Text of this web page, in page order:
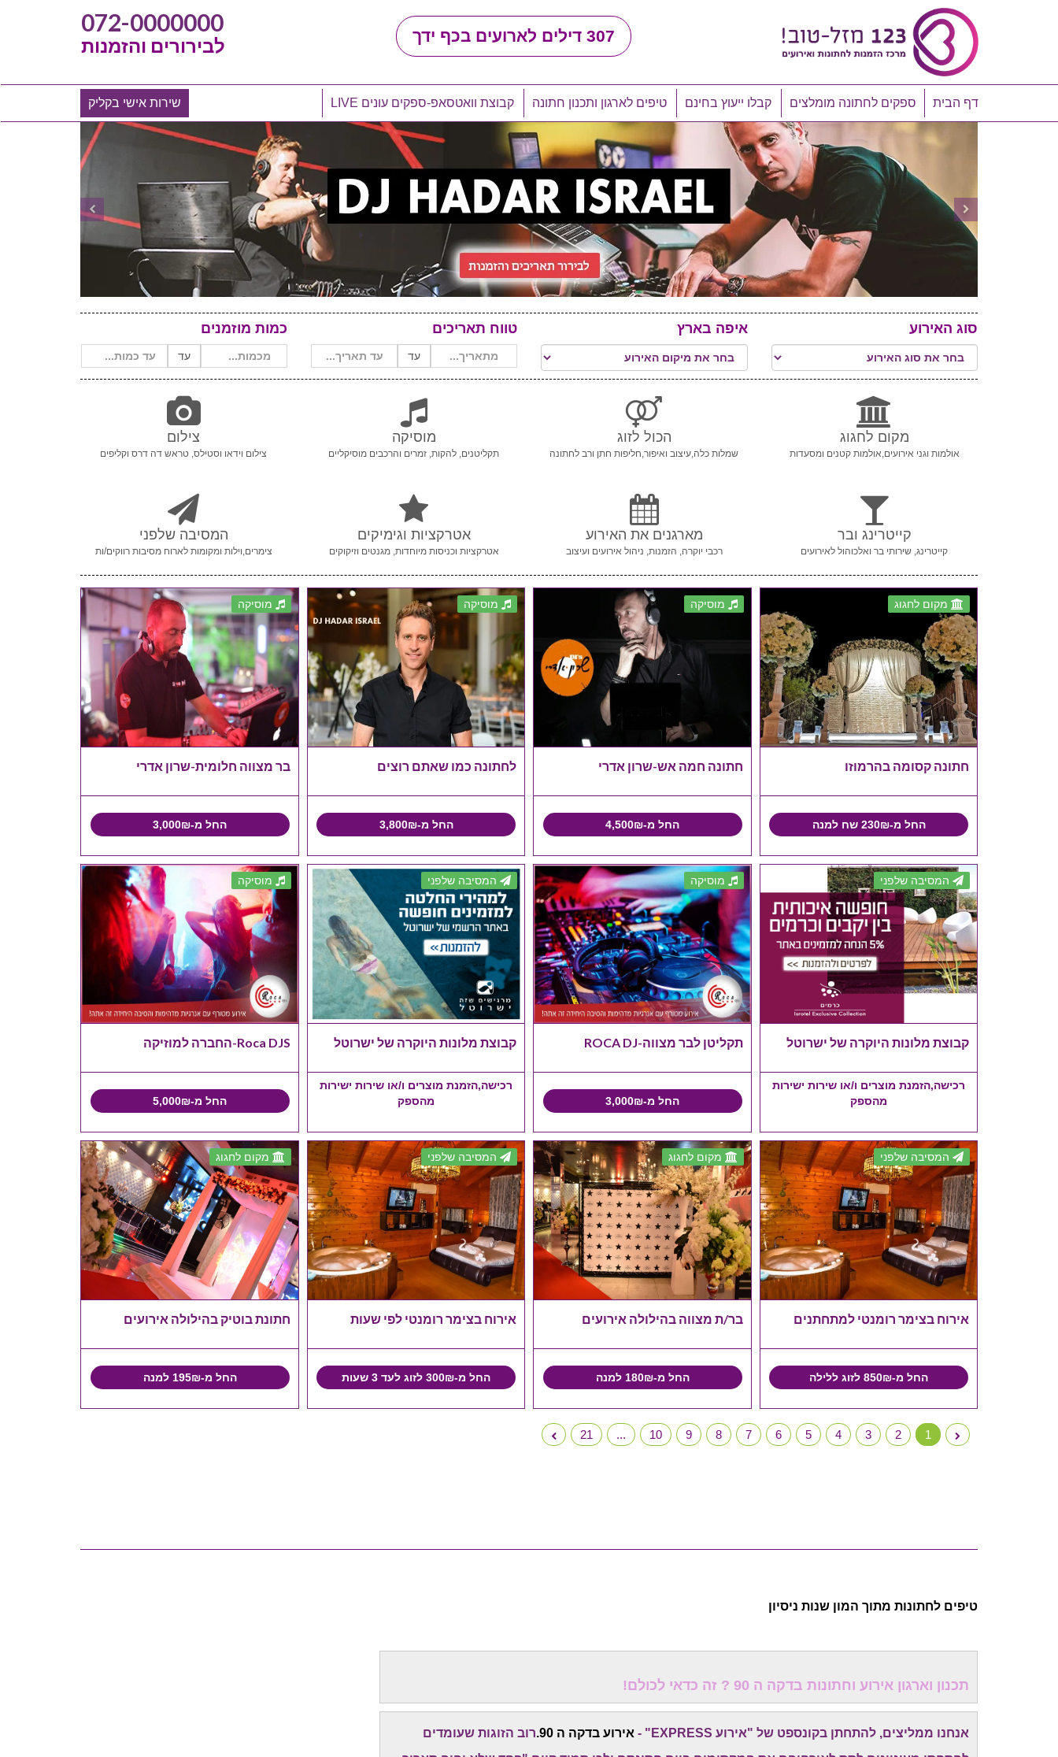
307 דילים לארועים בכף ידך 072-0000000
לבירורים והזמנות
דף הבית ספקים לחתונה מומלצים קבלו ייעוץ בחינם טיפים לארגון ותכנון חתונה קבוצת וואטסאפ-ספקים עונים LIVE שירות אישי בקליק
סוג האירוע איפה בארץ טווח תאריכים
עד
כמות מוזמנים
עד
מקום לחגוג
אולמות וגני אירועים,אולמות קטנים ומסעדות
הכול לזוג
שמלות כלה,עיצוב ואיפור,חליפות חתן ורב לחתונה
מוסיקה
תקליטנים, להקות, זמרים והרכבים מוסיקליים
צילום
צילום וידאו וסטילס, טראש דה דרס וקליפים
קייטרינג ובר
קייטרינג, שירותי בר ואלכוהול לאירועים
מארגנים את האירוע
רכבי יוקרה, הזמנות, ניהול אירועים ועיצוב
אטרקציות וגימיקים
אטרקציות וכניסות מיוחדות, מגנטים וזיקוקים
המסיבה שלפני
צימרים,וילות ומקומות לארוח מסיבות רווקים/ות
מקום לחגוג
חתונה קסומה בהרמוזו
החל מ-230₪ שח למנה
מוסיקה
חתונה חמה אש-שרון אדרי
החל מ-4,500₪
מוסיקה
לחתונה כמו שאתם רוצים
החל מ-3,800₪
מוסיקה
בר מצווה חלומית-שרון אדרי
החל מ-3,000₪
המסיבה שלפני
קבוצת מלונות היוקרה של ישרוטל
רכישה,הזמנת מוצרים ו/או שירות ישירות
מהספק
מוסיקה
תקליטן לבר מצווה-ROCA DJ
החל מ-3,000₪
המסיבה שלפני
קבוצת מלונות היוקרה של ישרוטל
רכישה,הזמנת מוצרים ו/או שירות ישירות
מהספק
מוסיקה
Roca DJS-החברה למוזיקה
החל מ-5,000₪
המסיבה שלפני
אירוח בצימר רומנטי למתחתנים
החל מ-850₪ לזוג ללילה
מקום לחגוג
בר/ת מצווה בהילולה אירועים
החל מ-180₪ למנה
המסיבה שלפני
אירוח בצימר רומנטי לפי שעות
החל מ-300₪ לזוג לעד 3 שעות
מקום לחגוג
חתונת בוטיק בהילולה אירועים
החל מ-195₪ למנה
1
2
3
4
5
6
7
8
9
10
...
21
טיפים לחתונות מתוך המון שנות ניסיון
תכנון וארגון אירוע וחתונות בדקה ה 90 ? זה כדאי לכולם!
אנחנו ממליצים, להתחתן בקונספט של "אירוע EXPRESS" - אירוע בדקה ה 90.
רוב הזוגות שעומדים